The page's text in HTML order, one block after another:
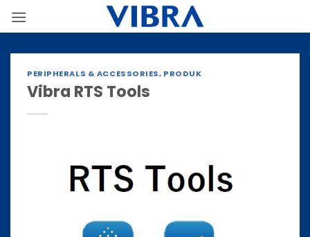
PERIPHERALS & ACCESSORIES, PRODUK
Vibra RTS Tools